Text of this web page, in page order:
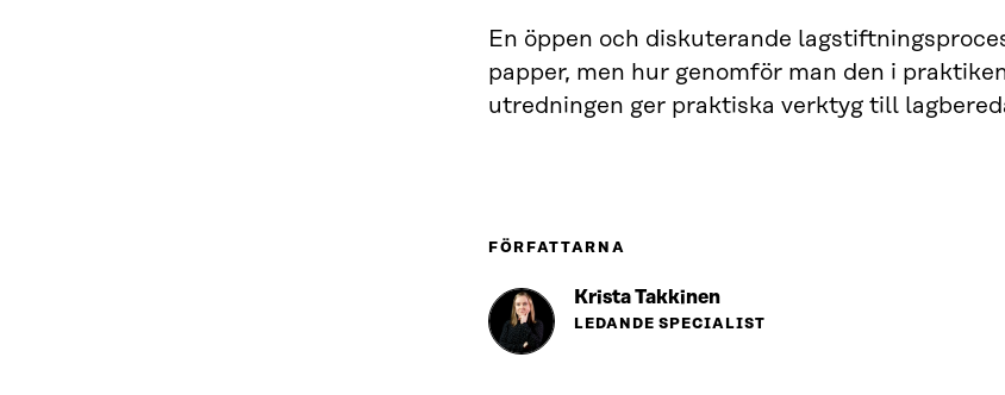
En öppen och diskuterande
papper, men hur genomför man den i
utredningen ger praktiska verktyg till
FÖRFATTARNA
Krista Takkinen
LEDANDE SPECIALIST